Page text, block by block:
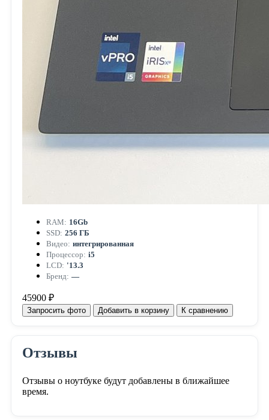
RAM: 16Gb
SSD: 256 ГБ
Видео: интегрированная
Процессор: i5
LCD: '13.3
Бренд: —
45900 ₽
Запросить фото Добавить в корзину К сравнению
Отзывы
Отзывы о ноутбуке будут добавлены в ближайшее
время.